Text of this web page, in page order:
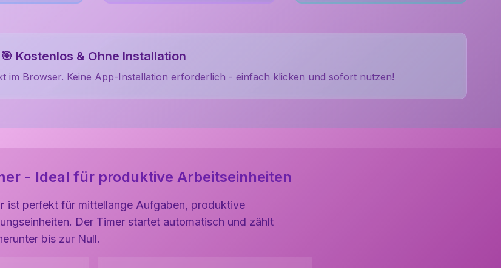
🎯 Kostenlos & Ohne Installation
im Browser. Keine App-Installation erforderlich - einfach klicken und sofort nutzen!
- Ideal für produktive Arbeitseinheiten
ist perfekt für mittellange Aufgaben, produktive
Der Timer startet automatisch und zählt
bis zur Null.